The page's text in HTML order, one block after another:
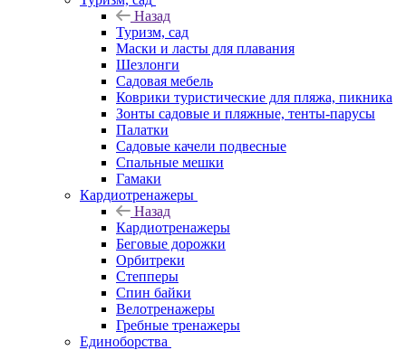
Назад
Туризм, сад
Маски и ласты для плавания
Шезлонги
Садовая мебель
Коврики туристические для пляжа, пикника
Зонты садовые и пляжные, тенты-парусы
Палатки
Садовые качели подвесные
Спальные мешки
Гамаки
Кардиотренажеры
Назад
Кардиотренажеры
Беговые дорожки
Орбитреки
Степперы
Спин байки
Велотренажеры
Гребные тренажеры
Единоборства